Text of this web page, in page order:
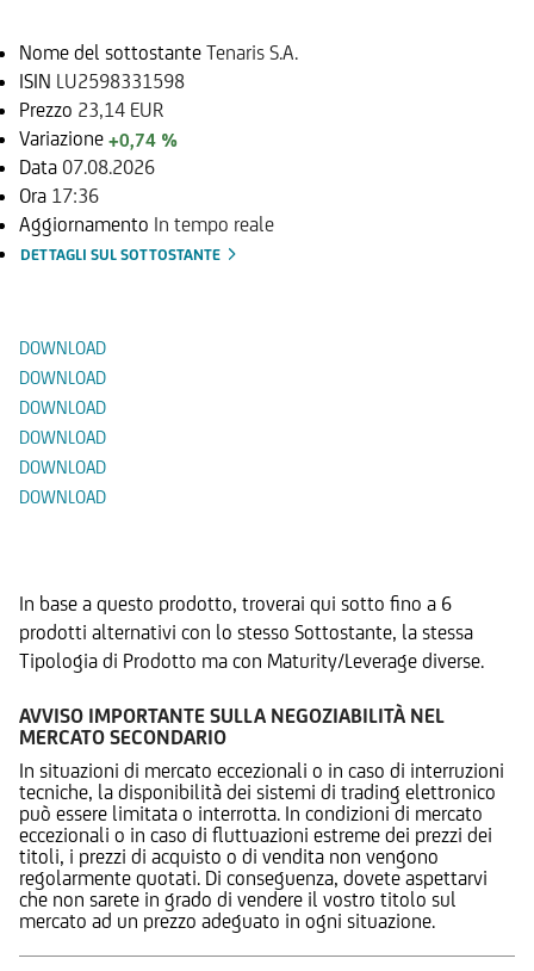
Nome del sottostante Tenaris S.A.
ISIN LU2598331598
Prezzo 23,14 EUR
Variazione +0,74 %
Data 07.08.2026
Ora 17:36
Aggiornamento In tempo reale
DETTAGLI SUL SOTTOSTANTE
DOWNLOAD
DOWNLOAD
DOWNLOAD
DOWNLOAD
DOWNLOAD
DOWNLOAD
In base a questo prodotto, troverai qui sotto fino a 6
prodotti alternativi con lo stesso Sottostante, la stessa
Tipologia di Prodotto ma con Maturity/Leverage diverse.
AVVISO IMPORTANTE SULLA NEGOZIABILITÀ NEL
MERCATO SECONDARIO
In situazioni di mercato eccezionali o in caso di interruzioni
tecniche, la disponibilità dei sistemi di trading elettronico
può essere limitata o interrotta. In condizioni di mercato
eccezionali o in caso di fluttuazioni estreme dei prezzi dei
titoli, i prezzi di acquisto o di vendita non vengono
regolarmente quotati. Di conseguenza, dovete aspettarvi
che non sarete in grado di vendere il vostro titolo sul
mercato ad un prezzo adeguato in ogni situazione.